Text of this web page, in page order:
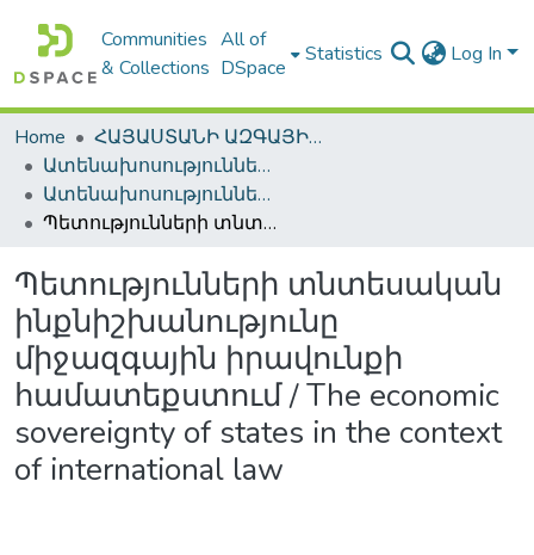
Communities
& Collections
All of
DSpace
Statistics Log In
Home
ՀԱՅԱՍՏԱՆԻ ԱԶԳԱՅԻՆ ԳՐԱԴԱՐԱՆԻ ԹՎԱՅԻՆ ՊԱՀՈՑ / DIGITAL REPOSITORY OF NLA
Ատենախոսություններ և սեղմագրեր / Theses & Abstracts
Ատենախոսություններ և սեղմագրեր / Theses & Abstracts
Պետությունների տնտեսական ինքնիշխանությունը միջազգային իրավունքի համատեքստում / The economic sovereignty of states in the context of international law
Պետությունների տնտեսական
ինքնիշխանությունը
միջազգային իրավունքի
համատեքստում / The economic
sovereignty of states in the context
of international law